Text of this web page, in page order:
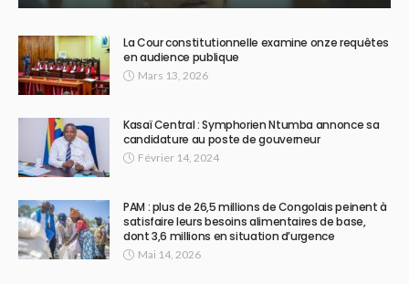
La Cour constitutionnelle examine onze requêtes
en audience publique
Mars 13, 2026
Kasaï Central : Symphorien Ntumba annonce sa
candidature au poste de gouverneur
Février 14, 2024
PAM : plus de 26,5 millions de Congolais peinent à
satisfaire leurs besoins alimentaires de base,
dont 3,6 millions en situation d’urgence
Mai 14, 2026